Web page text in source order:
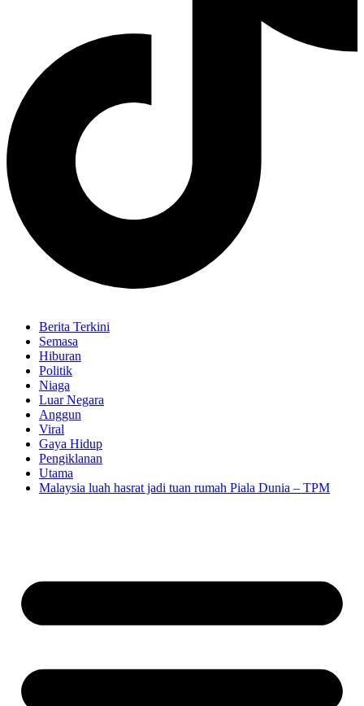
Berita Terkini
Semasa
Hiburan
Politik
Niaga
Luar Negara
Anggun
Viral
Gaya Hidup
Pengiklanan
Utama
Malaysia luah hasrat jadi tuan rumah Piala Dunia – TPM